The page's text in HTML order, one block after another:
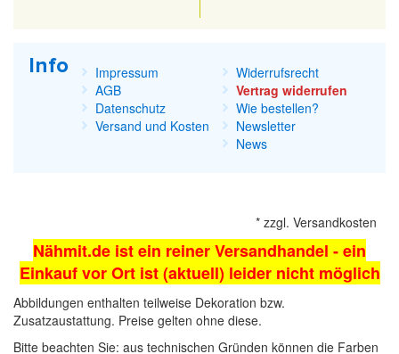
Info
Impressum
AGB
Datenschutz
Versand und Kosten
Widerrufsrecht
Vertrag widerrufen
Wie bestellen?
Newsletter
News
* zzgl. Versandkosten
Nähmit.de ist ein reiner Versandhandel - ein
Einkauf vor Ort ist (aktuell) leider nicht möglich
Abbildungen enthalten teilweise Dekoration bzw.
Zusatzaustattung. Preise gelten ohne diese.
Bitte beachten Sie: aus technischen Gründen können die Farben